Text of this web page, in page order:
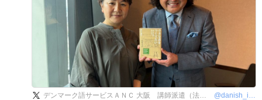
デンマーク語サービスＡＮＣ 大阪 講師派遣（法人向け語学研修）、翻訳、通訳、オンラインレッスンなど @danish_info